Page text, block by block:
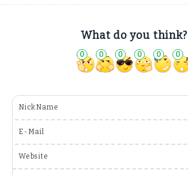
What do you think?
0 0 0 0 0 0
NickName
E-Mail
Website